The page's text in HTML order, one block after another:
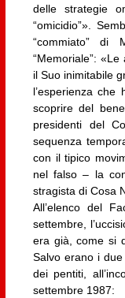
delle strategie
“omicidio”».
“commiato” di
“Memoriale”:
il Suo inimitabile
l’esperienza
scoprire del
presidenti del
sequenza
con il tipico
nel falso – la
stragista di Cosa
All’elenco del
settembre,
era già, come si
Salvo erano i
dei pentiti,
settembre 1987: